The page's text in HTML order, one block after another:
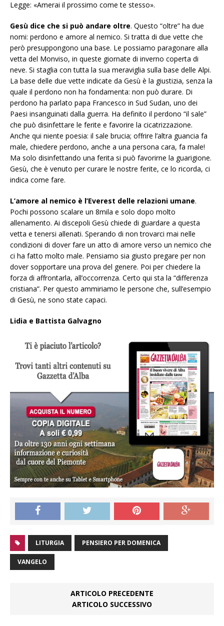
Legge: «Amerai il prossimo come te stesso».
Gesù dice che si può andare oltre. Questo “oltre” ha due
nomi: perdono e amore al nemico. Si tratta di due vette che
però presuppongono una base. Le possiamo paragonare alla
vetta del Monviso, in queste giornate di inverno coperta di
neve. Si staglia con tutta la sua meraviglia sulla base delle Alpi.
La base delle due vette indicate da Gesù è la giustizia, senza la
quale il perdono non ha fondamenta: non può durare. Di
perdono ha parlato papa Francesco in Sud Sudan, uno dei
Paesi insanguinati dalla guerra. Ha definito il perdono “il sale”
che può disinfettare le ferite e favorire la cicatrizzazione.
Anche qui niente poesia: il sale brucia; offrire l’altra guancia fa
male, chiedere perdono, anche a una persona cara, fa male!
Ma solo disinfettando una ferita si può favorirne la guarigione.
Gesù, che è venuto per curare le nostre ferite, ce lo ricorda, ci
indica come fare.
L’amore al nemico è l’Everest delle relazioni umane.
Pochi possono scalare un 8mila e solo dopo molto
allenamento. Ai discepoli Gesù chiede di guardare a questa
vetta e tenersi allenati. Sperando di non trovarci mai nelle
condizioni di dover fare un atto di amore verso un nemico che
ci ha fatto molto male. Pensiamo sia giusto pregare per non
dover sopportare una prova del genere. Poi per chiedere la
forza di affrontarla, all’occorrenza. Certo qui sta la “differenza
cristiana”. Per questo ammiriamo le persone che, sull’esempio
di Gesù, ne sono state capaci.
Lidia e Battista Galvagno
LITURGIA PENSIERO PER DOMENICA
VANGELO
ARTICOLO PRECEDENTE
ARTICOLO SUCCESSIVO